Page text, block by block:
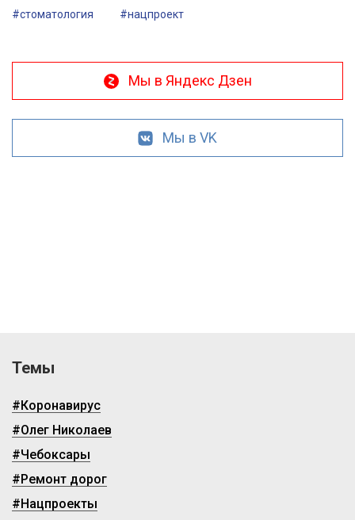
#стоматология #нацпроект
Мы в Яндекс Дзен
Мы в VK
Темы
#Коронавирус
#Олег Николаев
#Чебоксары
#Ремонт дорог
#Нацпроекты